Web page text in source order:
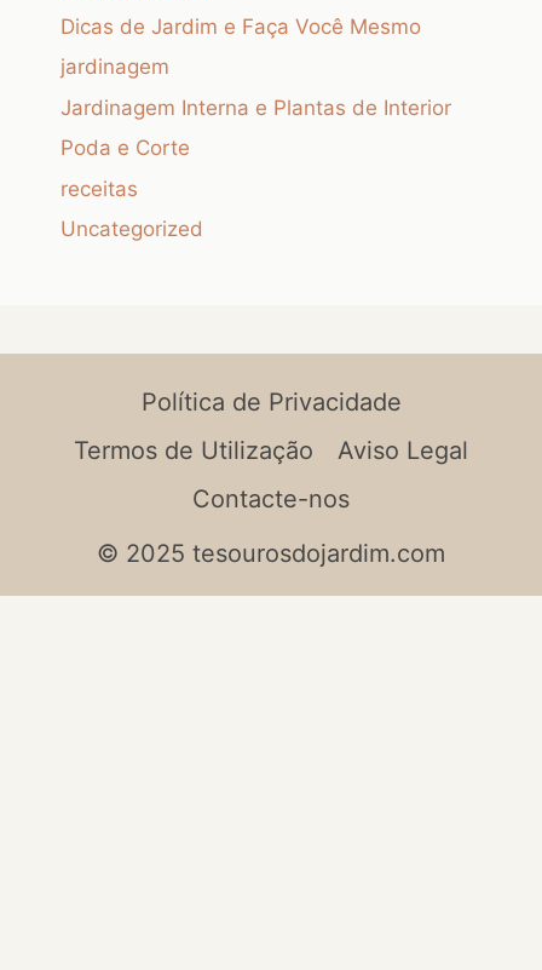
Dicas de Jardim e Faça Você Mesmo
jardinagem
Jardinagem Interna e Plantas de Interior
Poda e Corte
receitas
Uncategorized
Política de Privacidade
Termos de Utilização
Aviso Legal
Contacte-nos
© 2025 tesourosdojardim.com